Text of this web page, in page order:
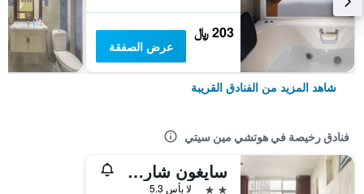
203 ﷼
عرض الصفقة
شاهد المزيد من الفنادق القريبة
فنادق رخيصة في هوتشي مين سيتي
سايغون شارم هوتل
2 نجمتين
لا بأس 5.3